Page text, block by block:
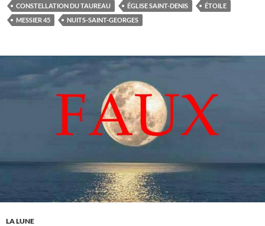
CONSTELLATION DU TAUREAU
ÉGLISE SAINT-DENIS
ÉTOILE
MESSIER 45
NUITS-SAINT-GEORGES
LA LUNE